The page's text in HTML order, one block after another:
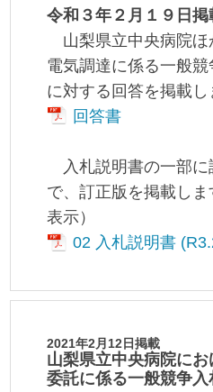
令和３年２月１９日掲
山梨県立中央病院ほ
電気調達に係る一般
に対する回答を掲載し
回答書
入札説明書の一部に
で、訂正版を掲載し
表示）
02 入札説明書
2021年2月12日掲載
山梨県立中央病院に
委託に係る一般競争入